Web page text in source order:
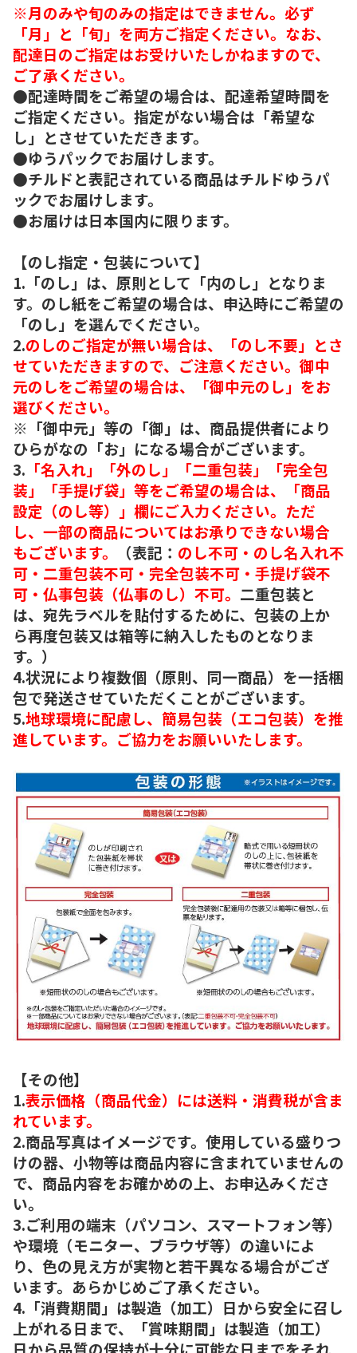
※月のみや旬のみの指定はできません。必ず
「月」と「旬」を両方ご指定ください。なお、
配達日のご指定はお受けいたしかねますので、
ご了承ください。
●配達時間をご希望の場合は、配達希望時間を
ご指定ください。指定がない場合は「希望な
し」とさせていただきます。
●ゆうパックでお届けします。
●チルドと表記されている商品はチルドゆうパ
ックでお届けします。
●お届けは日本国内に限ります。
【のし指定・包装について】
1.「のし」は、原則として「内のし」となりま
す。のし紙をご希望の場合は、申込時にご希望の
「のし」を選んでください。
2.のしのご指定が無い場合は、「のし不要」とさ
せていただきますので、ご注意ください。御中
元のしをご希望の場合は、「御中元のし」をお
選びください。
※「御中元」等の「御」は、商品提供者により
ひらがなの「お」になる場合がございます。
3. 「名入れ」「外のし」「二重包装」「完全包
装」「手提げ袋」等をご希望の場合は、「商品
設定（のし等）」欄にご入力ください。ただ
し、一部の商品についてはお承りできない場合
もございます。
（表記： のし不可・のし名入れ不
可・二重包装不可・完全包装不可・手提げ袋不
可・仏事包装（仏事のし）不可。 二重包装と
は、宛先ラベルを貼付するために、包装の上か
ら再度包装又は箱等に納入したものとなりま
す。）
4.状況により複数個（原則、同一商品）を一括梱
包で発送させていただくことがございます。
5.地球環境に配慮し、簡易包装（エコ包装）を推
進しています。ご協力をお願いいたします。
【その他】
1.表示価格（商品代金）には送料・消費税が含ま
れています。
2.商品写真はイメージです。使用している盛りつ
けの器、小物等は商品内容に含まれていませんの
で、商品内容をお確かめの上、お申込みくださ
い。
3.ご利用の端末（パソコン、スマートフォン等）
や環境（モニター、ブラウザ等）の違いによ
り、色の見え方が実物と若干異なる場合がござ
います。あらかじめご了承ください。
4.「消費期間」は製造（加工）日から安全に召し
上がれる日まで、「賞味期間」は製造（加工）